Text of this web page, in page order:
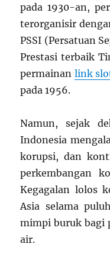
pada 1930-an,
terorganisir
PSSI (Persatuan
Prestasi terbaik
permainan link
pada 1956.
Namun, sejak
Indonesia
korupsi, dan
perkembangan
Kegagalan lolos
Asia selama
mimpi buruk bagi
air.